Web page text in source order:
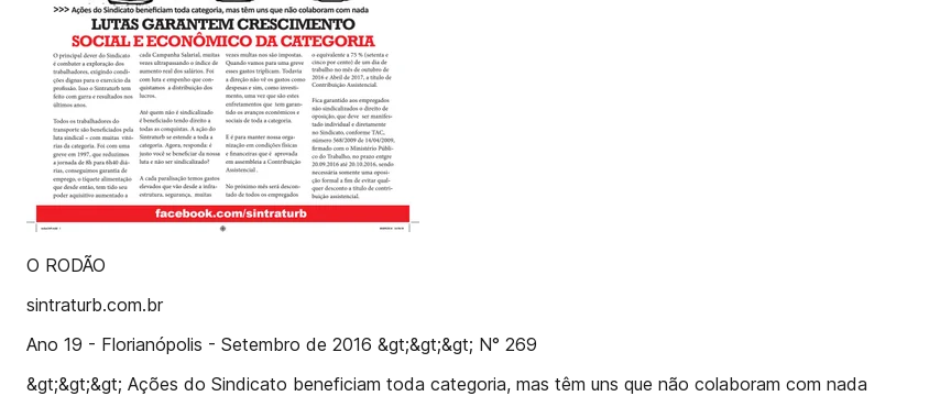
O RODÃO
sintraturb.com.br
Ano 19 - Florianópolis - Setembro de 2016 &gt;&gt;&gt; N° 269
&gt;&gt;&gt; Ações do Sindicato beneficiam toda categoria, mas têm uns que não colaboram com nada